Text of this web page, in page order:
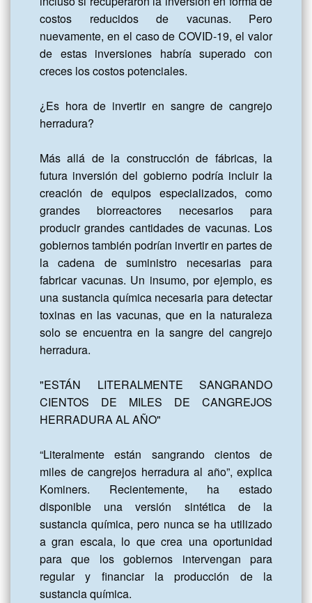
costos reducidos de vacunas. Pero
nuevamente, en el caso de COVID-19, el valor
de estas inversiones habría superado con
creces los costos potenciales.
¿Es hora de invertir en sangre de cangrejo
herradura?
Más allá de la construcción de fábricas, la
futura inversión del gobierno podría incluir la
creación de equipos especializados, como
grandes biorreactores necesarios para
producir grandes cantidades de vacunas. Los
gobiernos también podrían invertir en partes de
la cadena de suministro necesarias para
fabricar vacunas. Un insumo, por ejemplo, es
una sustancia química necesaria para detectar
toxinas en las vacunas, que en la naturaleza
solo se encuentra en la sangre del cangrejo
herradura.
"ESTÁN LITERALMENTE SANGRANDO
CIENTOS DE MILES DE CANGREJOS
HERRADURA AL AÑO"
“Literalmente están sangrando cientos de
miles de cangrejos herradura al año”, explica
Kominers. Recientemente, ha estado
disponible una versión sintética de la
sustancia química, pero nunca se ha utilizado
a gran escala, lo que crea una oportunidad
para que los gobiernos intervengan para
regular y financiar la producción de la
sustancia química.